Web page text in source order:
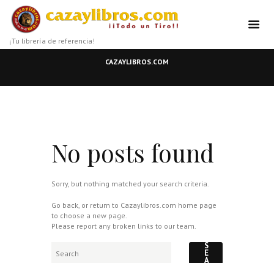
¡Tu librería de referencia!
CAZAYLIBROS.COM
No posts found
Sorry, but nothing matched your search criteria.
Go back, or return to Cazaylibros.com home page
to choose a new page.
Please report any broken links to our team.